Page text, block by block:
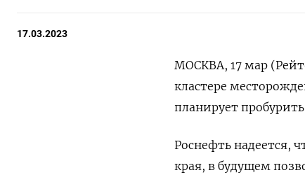
17.03.2023
МОСКВА, 17 мар
кластере
планирует
Роснефть надеется,
края, в будущем